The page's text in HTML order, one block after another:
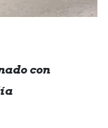
con